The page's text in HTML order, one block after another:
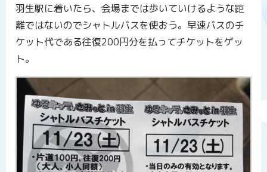
羽生駅に着いたら、会場までは歩いていけるような距
離ではないのでシャトルバスを使おう。早速バスのチ
ケット代である往復200円分を払ってチケットをゲッ
ト。